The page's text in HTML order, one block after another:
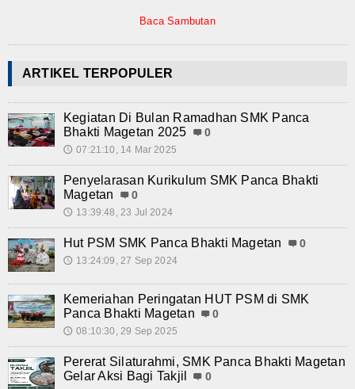
Album Foto
E-Learning
Agenda
Konsultasi
Hubungi Kami
Baca Sambutan
ARTIKEL TERPOPULER
Kegiatan Di Bulan Ramadhan SMK Panca
Bhakti Magetan 2025
0
🕔 07:21:10, 14 Mar 2025
Penyelarasan Kurikulum SMK Panca Bhakti
Magetan
0
🕔 13:39:48, 23 Jul 2024
Hut PSM SMK Panca Bhakti Magetan 0
🕔 13:24:09, 27 Sep 2024
Kemeriahan Peringatan HUT PSM di SMK
Panca Bhakti Magetan
0
🕔 08:10:30, 29 Sep 2025
Pererat Silaturahmi, SMK Panca Bhakti Magetan
Gelar Aksi Bagi Takjil
0